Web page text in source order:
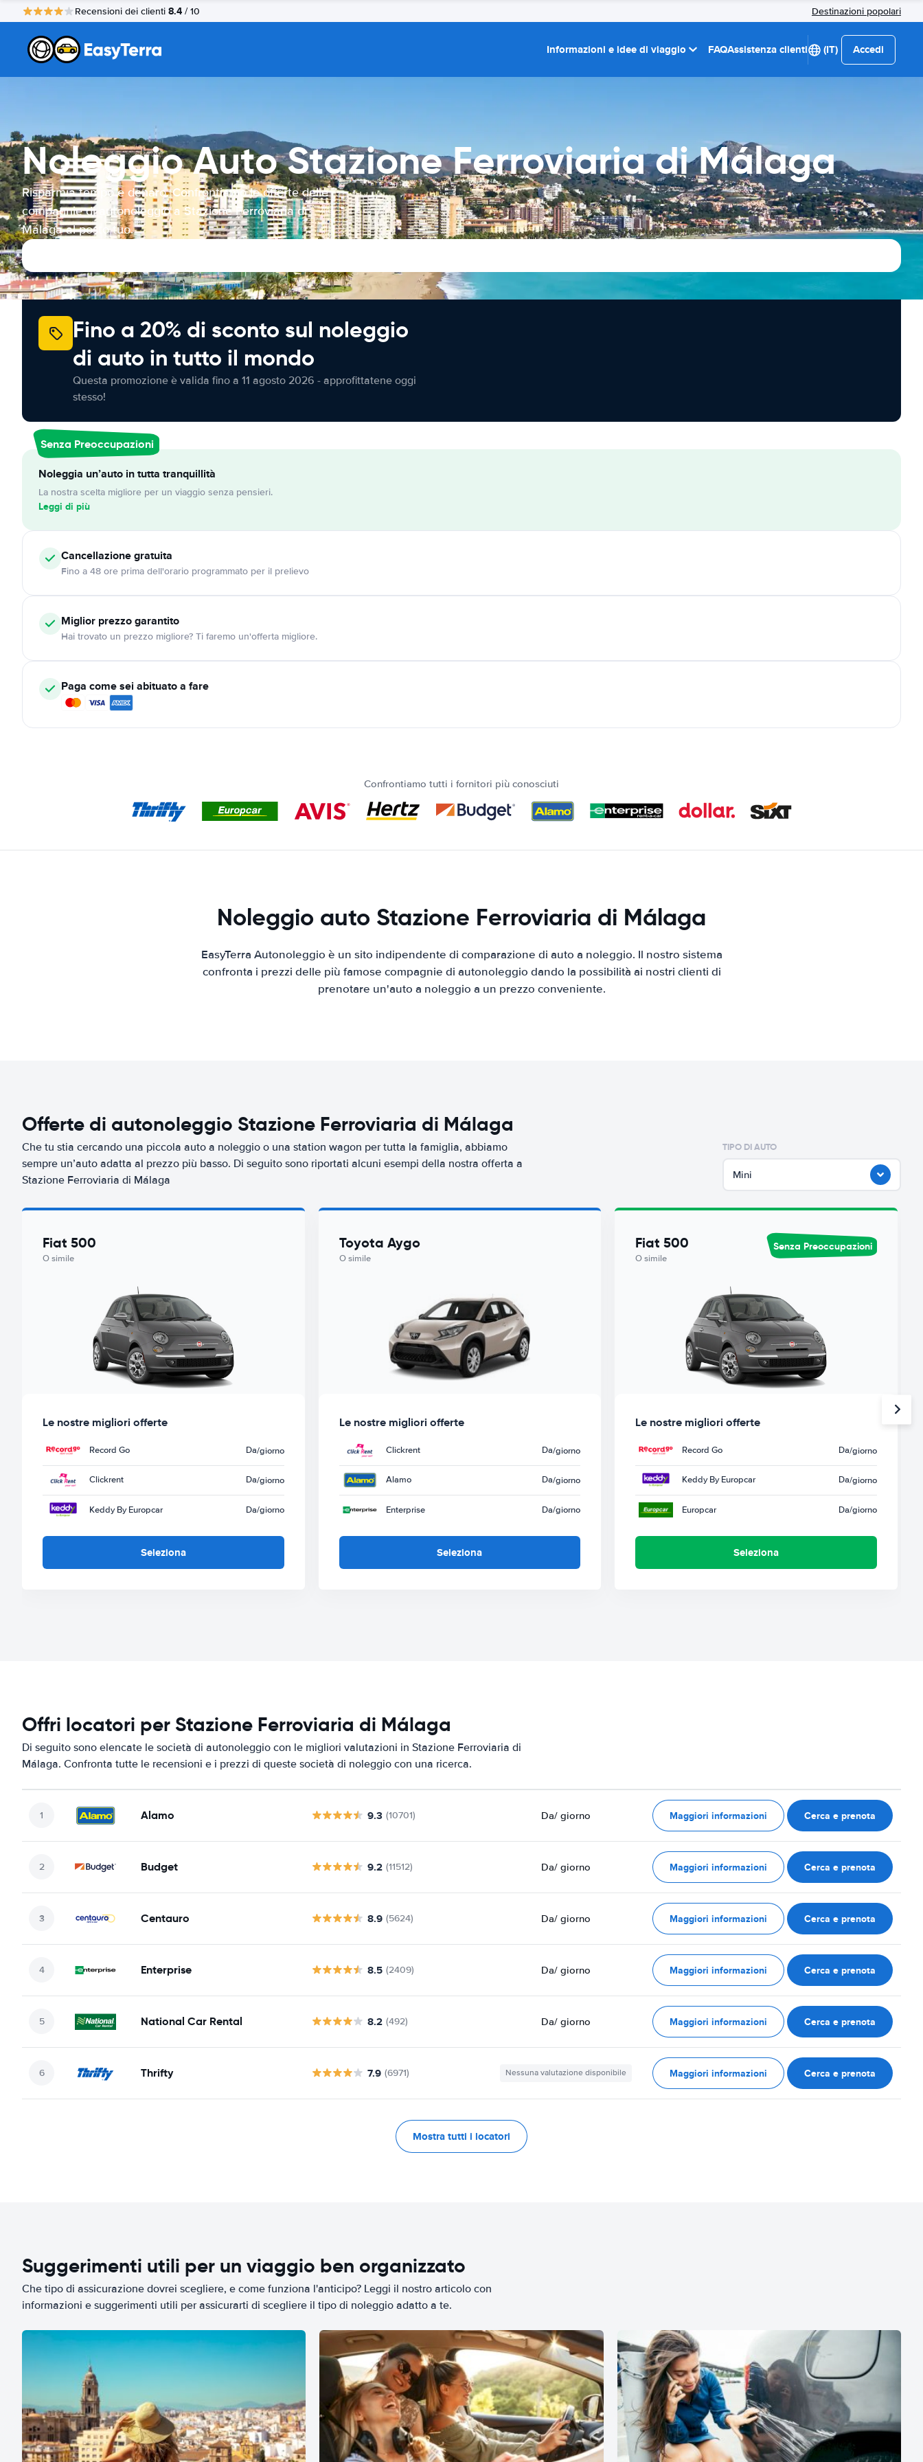
Recensioni dei clienti 8.4 / 10 Destinazioni popolari
Informazioni e idee di viaggio FAQAssistenza clienti (IT) Accedi
Noleggio Auto Stazione Ferroviaria di Málaga
Risparmia tempo e denaro. Confrontiamo le offerte delle
compagnie di autonoleggio a Stazione Ferroviaria di
Málaga al posto tuo.
Fino a 20% di sconto sul noleggio
di auto in tutto il mondo
Questa promozione è valida fino a 11 agosto 2026 - approfittatene oggi
stesso!
Senza Preoccupazioni
Noleggia un’auto in tutta tranquillità
La nostra scelta migliore per un viaggio senza pensieri.
Leggi di più
Cancellazionegratuita
Fino a 48 ore prima dell'orario programmato per il prelievo
Miglior prezzo garantito
Hai trovato un prezzo migliore? Ti faremo un'offerta migliore.
Paga come sei abituato a fare
Confrontiamo tutti i fornitori più conosciuti
Noleggio auto Stazione Ferroviaria di Málaga
EasyTerra Autonoleggio è un sito indipendente di comparazione di auto a noleggio. Il nostro sistema
confronta i prezzi delle più famose compagnie di autonoleggio dando la possibilità ai nostri clienti di
prenotare un'auto a noleggio a un prezzo conveniente.
Offerte di autonoleggio Stazione Ferroviaria di Málaga
Che tu stia cercando una piccola auto a noleggio o una station wagon per tutta la famiglia, abbiamo
sempre un’auto adatta al prezzo più basso. Di seguito sono riportati alcuni esempi della nostra offerta a
Stazione Ferroviaria di Málaga
TIPO DI AUTO
Mini
Fiat 500
O simile
Le nostre migliori offerte
Record Go Da/giorno
Clickrent Da/giorno
Keddy By Europcar Da/giorno
Seleziona
Toyota Aygo
O simile
Le nostre migliori offerte
Clickrent Da/giorno
Alamo Da/giorno
Enterprise Da/giorno
Seleziona
Fiat 500
O simile
Senza Preoccupazioni
Le nostre migliori offerte
Record Go Da/giorno
Keddy By Europcar Da/giorno
Europcar Da/giorno
Seleziona
Offri locatori per Stazione Ferroviaria di Málaga
Di seguito sono elencate le società di autonoleggio con le migliori valutazioni in Stazione Ferroviaria di
Málaga. Confronta tutte le recensioni e i prezzi di queste società di noleggio con una ricerca.
Alamo 9.3 (10701) Da/ giorno Maggiori informazioni Cerca e prenota
Budget 9.2 (11512) Da/ giorno Maggiori informazioni Cerca e prenota
Centauro 8.9 (5624) Da/ giorno Maggiori informazioni Cerca e prenota
Enterprise 8.5 (2409) Da/ giorno Maggiori informazioni Cerca e prenota
National Car Rental 8.2 (492) Da/ giorno Maggiori informazioni Cerca e prenota
Thrifty 7.9 (6971) Nessuna valutazione disponibile Maggiori informazioni Cerca e prenota
Mostra tutti i locatori
Suggerimenti utili per un viaggio ben organizzato
Che tipo di assicurazione dovrei scegliere, e come funziona l'anticipo? Leggi il nostro articolo con
informazioni e suggerimenti utili per assicurarti di scegliere il tipo di noleggio adatto a te.